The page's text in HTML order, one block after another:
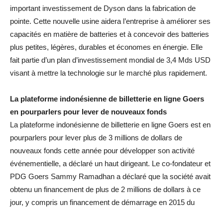
important investissement de Dyson dans la fabrication de
pointe. Cette nouvelle usine aidera l’entreprise à améliorer ses
capacités en matière de batteries et à concevoir des batteries
plus petites, légères, durables et économes en énergie. Elle
fait partie d’un plan d’investissement mondial de 3,4 Mds USD
visant à mettre la technologie sur le marché plus rapidement.
La plateforme indonésienne de billetterie en ligne Goers
en pourparlers pour lever de nouveaux fonds
La plateforme indonésienne de billetterie en ligne Goers est en
pourparlers pour lever plus de 3 millions de dollars de
nouveaux fonds cette année pour développer son activité
événementielle, a déclaré un haut dirigeant. Le co-fondateur et
PDG Goers Sammy Ramadhan a déclaré que la société avait
obtenu un financement de plus de 2 millions de dollars à ce
jour, y compris un financement de démarrage en 2015 du